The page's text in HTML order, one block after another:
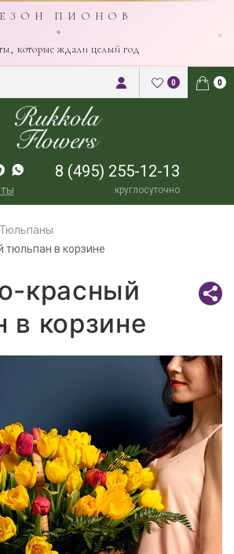
З О Н П И О Н О В
✦
которые ждали целый год
×
0 0
8 (495) 255-12-13
круглосуточно
Тюльпаны
тюльпан в корзине
красный
в корзине